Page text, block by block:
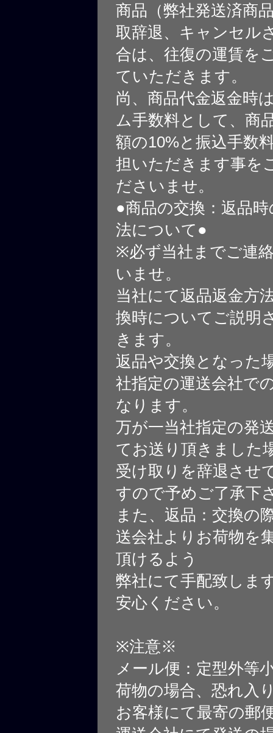
商品（弊社発送済商
取辞退、キャンセル
合は、往復の運賃を
ていただきます。
尚、商品代金返金時
ム手数料として、商
額の10%と振込手数
担いただきます事を
ださいませ。
●商品の交換：返品
法について●
※必ず当社までご連
いませ。
当社にて返品返金方
換時についてご説明
きます。
返品や交換となった
社指定の運送会社で
なります。
万が一当社指定の発
てお送り頂きました
受け取りを辞退させ
すので予めご了承下
また、返品：交換の
送会社よりお荷物を
頂けるよう
弊社にて手配致しま
安心ください。
※注意※
メール便：定型外等
荷物の場合、恐れ入
お客様にて最寄の郵